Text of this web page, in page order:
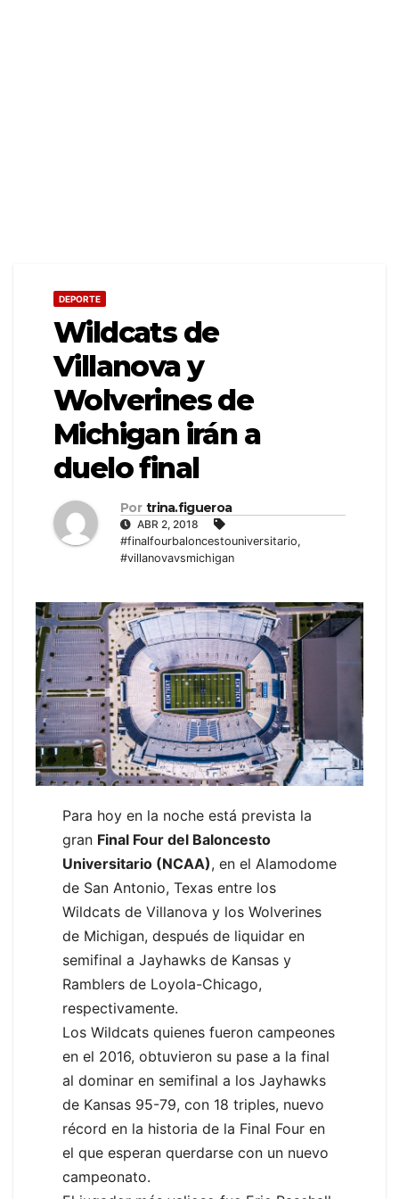
DEPORTE
Wildcats de
Villanova y
Wolverines de
Michigan irán a
duelo final
Por trina.figueroa
ABR 2, 2018
#finalfourbaloncestouniversitario,
#villanovavsmichigan
Para hoy en la noche está prevista la
gran Final Four del Baloncesto
Universitario (NCAA), en el Alamodome
de San Antonio, Texas entre los
Wildcats de Villanova y los Wolverines
de Michigan, después de liquidar en
semifinal a Jayhawks de Kansas y
Ramblers de Loyola-Chicago,
respectivamente.
Los Wildcats quienes fueron campeones
en el 2016, obtuvieron su pase a la final
al dominar en semifinal a los Jayhawks
de Kansas 95-79, con 18 triples, nuevo
récord en la historia de la Final Four en
el que esperan querdarse con un nuevo
campeonato.